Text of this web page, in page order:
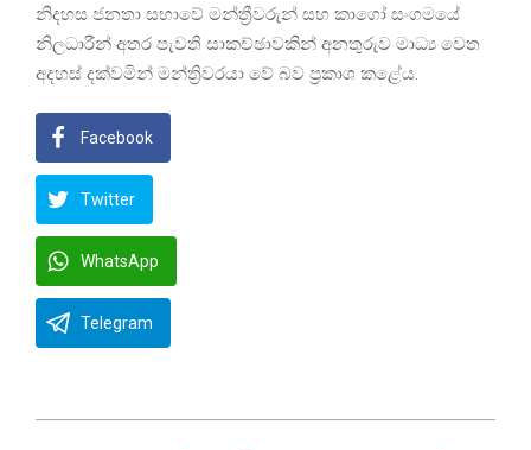
නිදහස ජනතා සභාවේ මන්ත්‍රීවරුන් සහ කාගෝ සංගමයේ
නිලධාරීන් අතර පැවති සාකච්ඡාවකින් අනතුරුව මාධ්‍ය වෙත
අදහස් දක්වමින් මන්ත්‍රිවරයා වේ බව ප්‍රකාශ කළේය.
Facebook
Twitter
WhatsApp
Telegram